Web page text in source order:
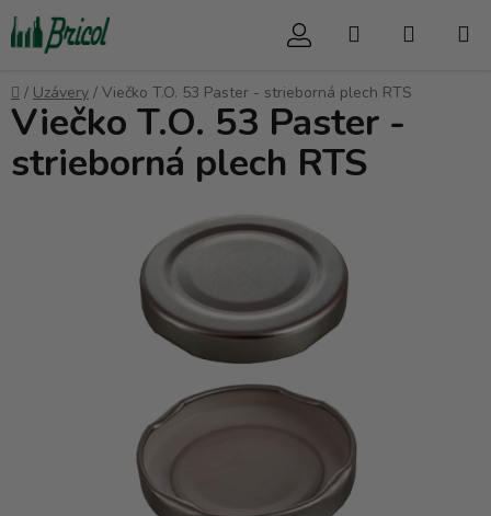
Prejsť
na
obsah
Hľadať
Domov
/ Uzávery / Viečko T.O. 53 Paster - strieborná plech RTS
Viečko T.O. 53 Paster -
strieborná plech RTS